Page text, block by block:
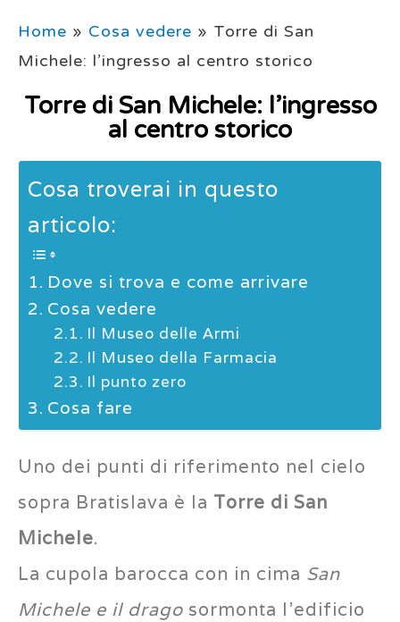
Home » Cosa vedere » Torre di San
Michele: l’ingresso al centro storico
Torre di San Michele: l’ingresso
al centro storico
Cosa troverai in questo
articolo:
Dove si trova e come arrivare
Cosa vedere
Il Museo delle Armi
Il Museo della Farmacia
Il punto zero
Cosa fare
Uno dei punti di riferimento nel cielo
sopra Bratislava è la Torre di San
Michele.
La cupola barocca con in cima San
Michele e il drago sormonta l’edificio